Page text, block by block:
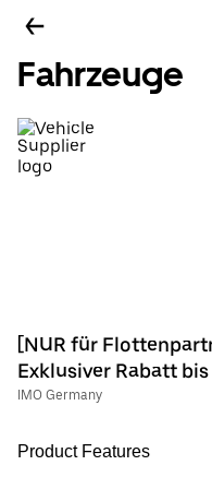
Fahrzeuge
[NUR für
Exklusiver Rabatt bis
IMO Germany
Product Features